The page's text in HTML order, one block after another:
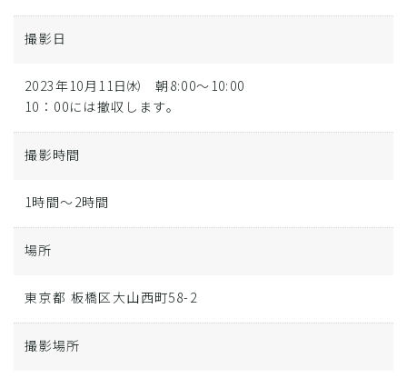
撮影日
2023年10月11日㈬ 朝8:00～10:00
10：00には撤収します。
撮影時間
1時間～2時間
場所
東京都 板橋区大山西町58-2
撮影場所